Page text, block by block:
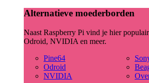
Alternatieve moederborden
Naast Raspberry Pi vind je hier
Odroid, NVIDIA en meer.
Pine64
Odroid
NVIDIA